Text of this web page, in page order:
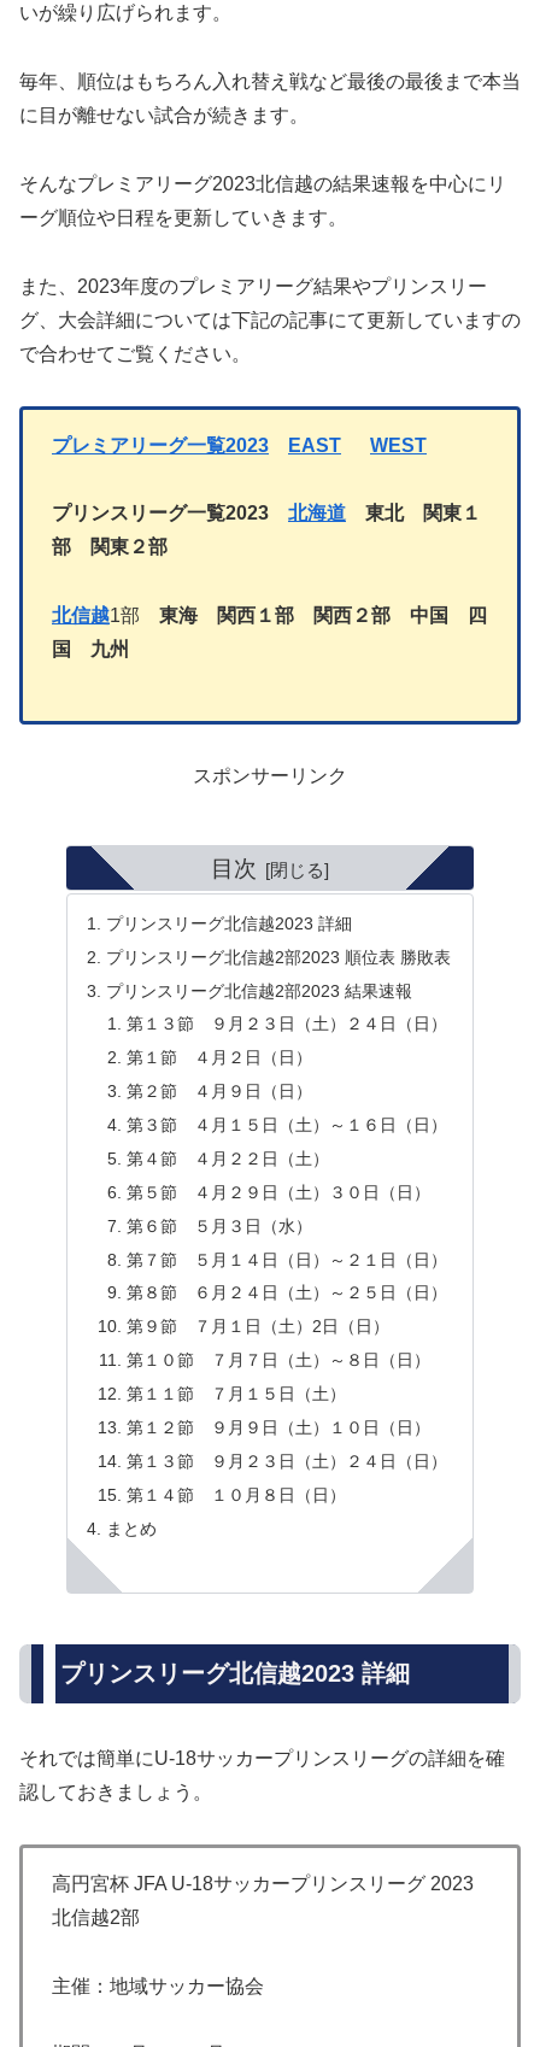
いが繰り広げられます。
毎年、順位はもちろん入れ替え戦など最後の最後まで本当
に目が離せない試合が続きます。
そんなプレミアリーグ2023北信越の結果速報を中心にリ
ーグ順位や日程を更新していきます。
また、2023年度のプレミアリーグ結果やプリンスリー
グ、大会詳細については下記の記事にて更新していますの
で合わせてご覧ください。
プレミアリーグ一覧2023 EAST WEST
プリンスリーグ一覧2023 北海道 東北
関東１
部
関東２部
北信越1部 東海 関西１部 関西２部 中国
四
国
九州
スポンサーリンク
目次
プリンスリーグ北信越2023 詳細
プリンスリーグ北信越2部2023 順位表 勝敗表
プリンスリーグ北信越2部2023 結果速報
第１３節 ９月２３日（土）２４日（日）
第１節 ４月２日（日）
第２節 ４月９日（日）
第３節 ４月１５日（土）～１６日（日）
第４節 ４月２２日（土）
第５節 ４月２９日（土）３０日（日）
第６節 ５月３日（水）
第７節 ５月１４日（日）～２１日（日）
第８節 ６月２４日（土）～２５日（日）
第９節 ７月１日（土）2日（日）
第１０節 ７月７日（土）～８日（日）
第１１節 ７月１５日（土）
第１２節 ９月９日（土）１０日（日）
第１３節 ９月２３日（土）２４日（日）
第１４節 １０月８日（日）
まとめ
プリンスリーグ北信越2023 詳細
それでは簡単にU-18サッカープリンスリーグの詳細を確
認しておきましょう。
高円宮杯 JFA U-18サッカープリンスリーグ 2023
北信越2部
主催：地域サッカー協会